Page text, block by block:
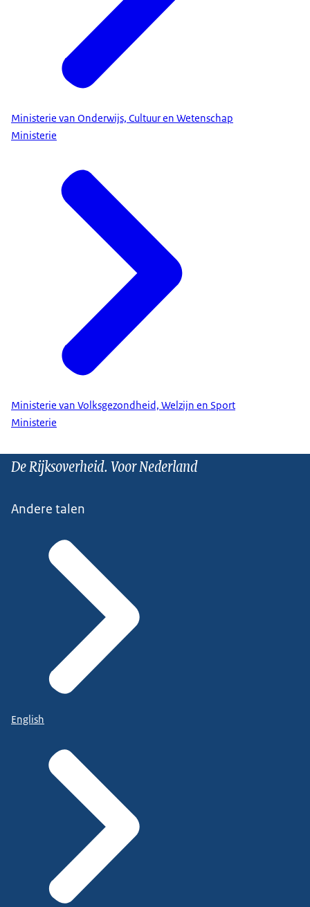
Ministerie van Onderwijs, Cultuur en Wetenschap
Ministerie
Ministerie van Volksgezondheid, Welzijn en Sport
Ministerie
De Rijksoverheid. Voor Nederland
Andere talen
English